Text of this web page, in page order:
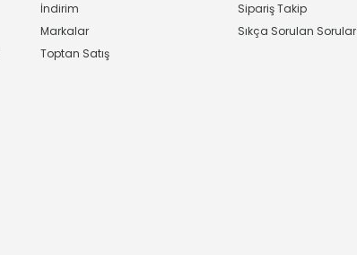
İndirim
Markalar
Toptan Satış
Sipariş Takip
Sıkça Sorulan Sorular